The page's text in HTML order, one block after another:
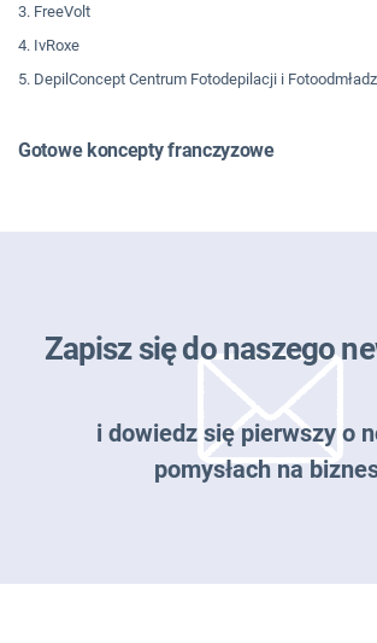
3. FreeVolt
4. IvRoxe
5. DepilConcept Centrum Fotodepilacji i
Gotowe koncepty franczyzowe
Zapisz się do naszego
i dowiedz się pierwszy o
pomysłach na